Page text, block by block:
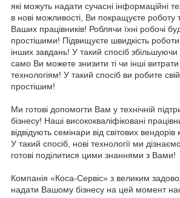
які можуть надати сучасні інформаційні
в нові можливості, Ви покращуєте роботу
Ваших працівників! Роблячи їхні робочі
простішими! Підвищуєте швидкість
інших завдань! У такий спосіб
само Ви можете знизити ті чи інші
технологіям! У такий спосіб ви робите свій
простішим!
Ми готові допомогти Вам у технічній
бізнесу! Наші висококваліфіковані
відвідують семінари від світових
У такий спосіб, нові технології ми
готові поділитися цими знаннями з Вами!
Компанія «Коса-Сервіс» з великим
надати Вашому бізнесу на цей момент